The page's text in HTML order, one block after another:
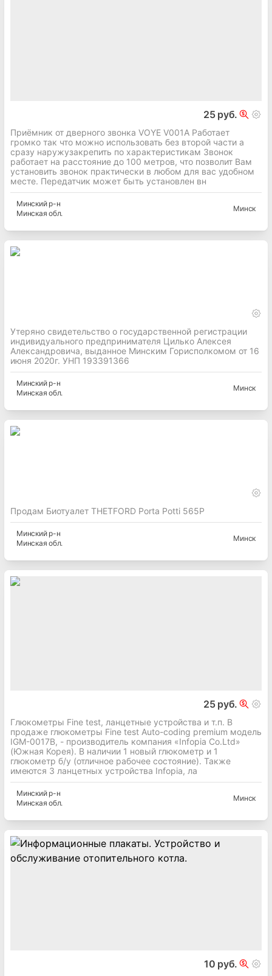
25 руб.
Приёмник от дверного звонка VOYE V001A Работает
громко так что можно использовать без второй части а
сразу наружузакрепить по характеристикам Звонок
работает на расстояние до 100 метров, что позволит Вам
установить звонок практически в любом для вас удобном
месте. Передатчик может быть установлен вн
Минскийр-н
Минская обл.
Минск
Утеряно свидетельство о государственной регистрации
индивидуального предпринимателя Цилько Алексея
Александровича, выданное Минским Горисполкомом от 16
июня 2020г. УНП 193391366
Минскийр-н
Минская обл.
Минск
Продам Биотуалет THETFORD Porta Potti 565P
Минскийр-н
Минская обл.
Минск
25 руб.
Глюкометры Fine test, ланцетные устройства и т.п. В
продаже глюкометры Fine test Auto-coding premium модель
IGM-0017B, - производитель компания «Infopia Co.Ltd»
(Южная Корея). В наличии 1 новый глюкометр и 1
глюкометр б/у (отличное рабочее состояние). Также
имеются 3 ланцетных устройства Infopia, ла
Минскийр-н
Минская обл.
Минск
10 руб.